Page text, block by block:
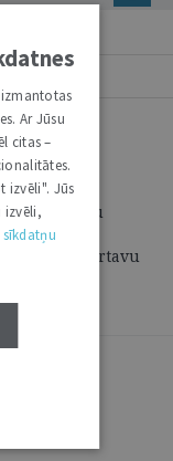
praktiķu
savu artavu
nozares
...
Ar Jūsu
citas –
izvēli". Jūs
izvēli,
sīkdatņu